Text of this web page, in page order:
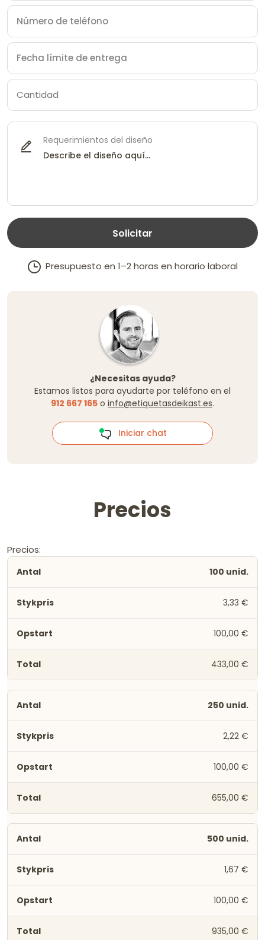
Requerimientos del diseño
Solicitar
Presupuesto en 1–2 horas en horario laboral
¿Necesitas ayuda?
Estamos listos para ayudarte por teléfono en el
912 667 165 o info@etiquetasdeikast.es.
Iniciar chat
Precios
Precios:
100 unid.
3,33 €
100,00 €
433,00 €
250 unid.
2,22 €
100,00 €
655,00 €
500 unid.
1,67 €
100,00 €
935,00 €